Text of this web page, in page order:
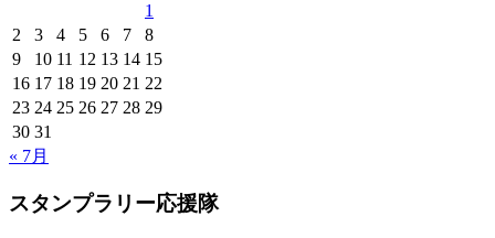
1
2
3 4 5 6 7
8
9
10 11 12 13 14 15
16 17 18 19 20 21 22
23 24 25 26 27 28 29
30 31
« 7月
スタンプラリー応援隊